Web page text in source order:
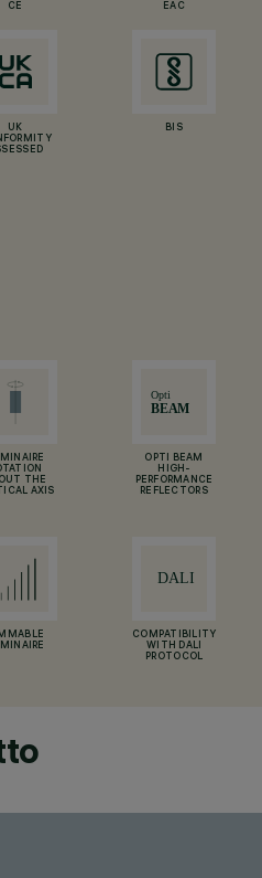
CE EAC
UK
BIS
THE
AXIS
OPTI BEAM
HIGH-
PERFORMANCE
REFLECTORS
COMPATIBILITY
WITH DALI
PROTOCOL